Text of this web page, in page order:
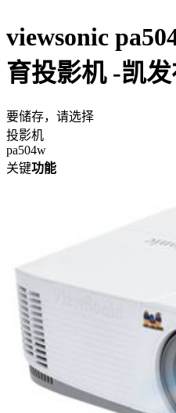
viewsonic
育投影机 -凯
要储存，请选择
投影机
pa504w
关键功能